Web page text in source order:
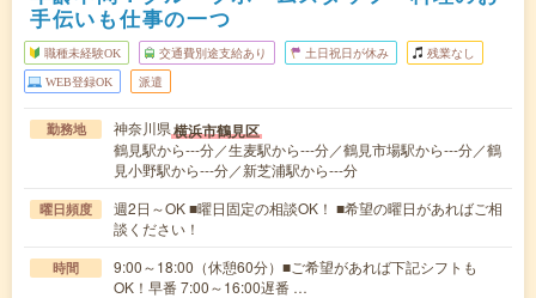
手伝いも仕事の一つ
職種未経験OK 交通費別途支給あり 土日祝日が休み 残業なし
WEB登録OK 派遣
勤務地 神奈川県横浜市鶴見区
鶴見駅から---分／生麦駅から---分／鶴見市場駅から---分／鶴
見小野駅から---分／新芝浦駅から---分
曜日頻度
週2日～OK ■曜日固定の相談OK！ ■希望の曜日があればご相
談ください！
時間
9:00～18:00（休憩60分）■ご希望があれば下記シフトも
OK！早番 7:00～16:00遅番 …